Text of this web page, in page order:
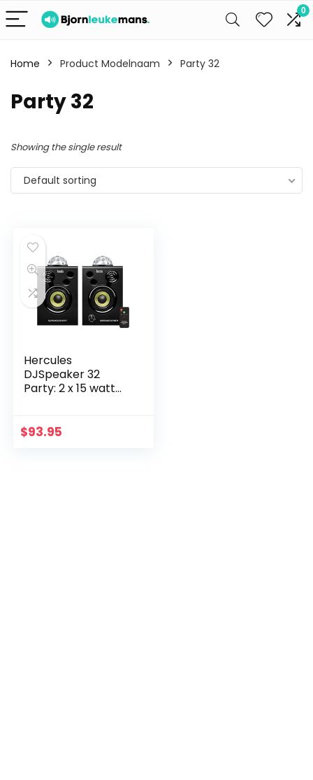
0
Home Product Modelnaam Party 32
Party 32
Showing the single result
Default sorting
Hercules
DJSpeaker 32
Party: 2 x 15 watt
met ingebouwde
$93.95